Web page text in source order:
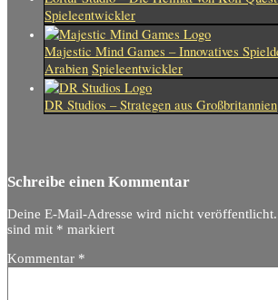
Spieleentwickler
Majestic Mind Games – Innovatives
Arabien Spieleentwickler
DR Studios – Strategen aus Großbritannien
Schreibe einen Kommentar
Deine E-Mail-Adresse wird nicht veröffentlicht.
sind mit * markiert
Kommentar *